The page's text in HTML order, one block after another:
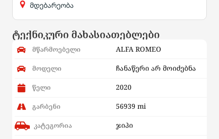
მდებარეობა
ტექნიკური მახასიათებლები
მწარმოებელი ALFA ROMEO
მოდელი ჩანაწერი არ მოიძებნა
წელი 2020
გარბენი 56939 mi
კატეგორია ჯიპი